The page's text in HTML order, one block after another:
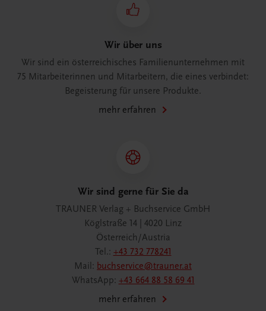
Wir über uns
Wir sind ein österreichisches Familienunternehmen mit
75 Mitarbeiterinnen und Mitarbeitern, die eines verbindet:
Begeisterung für unsere Produkte.
mehr erfahren
Wir sind gerne für Sie da
TRAUNER Verlag + Buchservice GmbH
Köglstraße 14 | 4020 Linz
Österreich/Austria
Tel.: +43 732 778241
Mail: buchservice@trauner.at
WhatsApp: +43 664 88 58 69 41
mehr erfahren